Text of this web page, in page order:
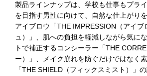
製品ラインナップは、学校も仕事もプラ
を目指す男性に向けて、自然な仕上がり
アイブロウ「THE IMPRESSION（アイブ
ュ）」、肌への負担を軽減しながら気に
トで補正するコンシーラー「THE
ー）」、メイク崩れを防ぐだけではなく
「THE SHIELD（フィックスミスト）」